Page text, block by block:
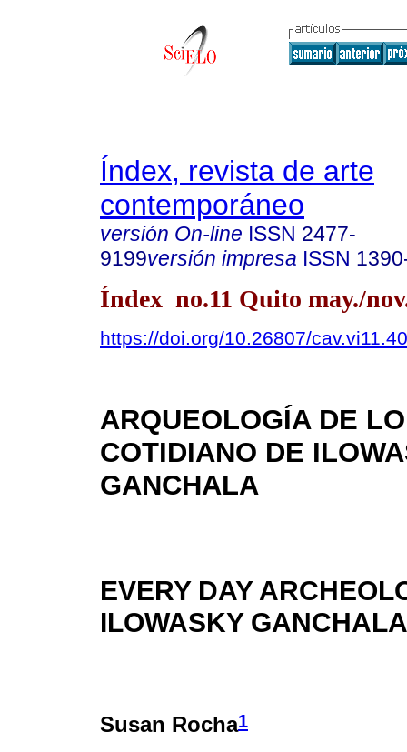
Índex, revista de arte
contemporáneo
versión On-line ISSN 2477-
9199versión impresa ISSN
Índex no.11 Quito may./
https://doi.org/10.26807/
ARQUEOLOGÍA DE LO
COTIDIANO DE
GANCHALA
EVERY DAY
ILOWASKY GANCHALA
Susan Rocha1